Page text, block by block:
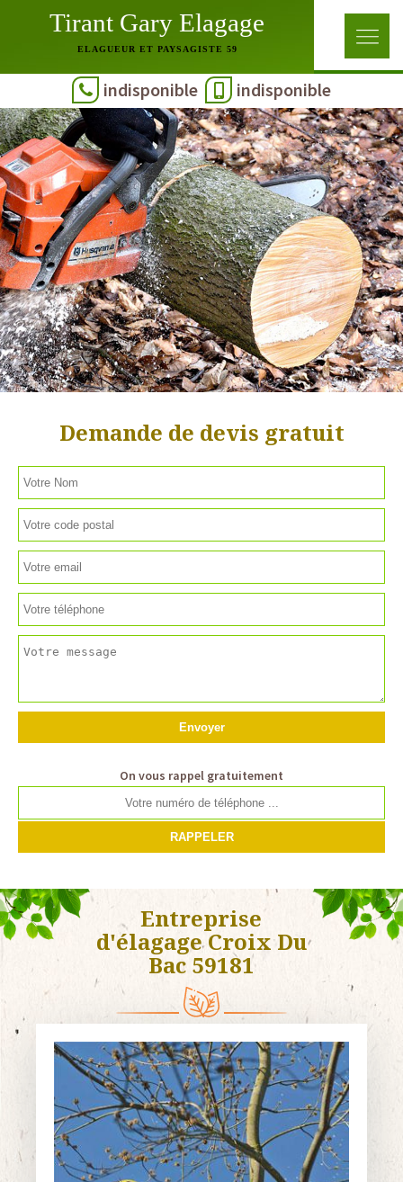
Tirant Gary Elagage
ELAGUEUR ET PAYSAGISTE 59
indisponible indisponible
Demande de devis gratuit
On vous rappel gratuitement
Entreprise
d'élagage Croix Du
Bac 59181